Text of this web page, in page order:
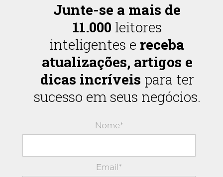
Junte-se a mais de
11.000 leitores
inteligentes e receba
atualizações, artigos e
dicas incríveis para ter
sucesso em seus negócios.
Nome*
Email*